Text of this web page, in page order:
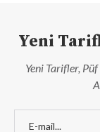
Yeni
Yeni Tarifler,